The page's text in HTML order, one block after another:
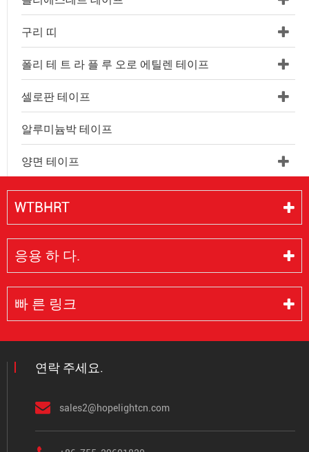
구리 띠
폴리 테 트 라 플 루 오로 에틸렌 테이프
셀로판 테이프
알루미늄박 테이프
양면 테이프
WTBHRT
응용 하 다.
빠 른 링크
연락 주세요.
sales2@hopelightcn.com